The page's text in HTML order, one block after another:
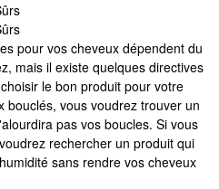
pour vos cheveux dépendent du
mais il existe quelques directives
le bon produit pour votre
bouclés, vous voudrez trouver un
pas vos boucles. Si vous
rechercher un produit qui
sans rendre vos cheveux